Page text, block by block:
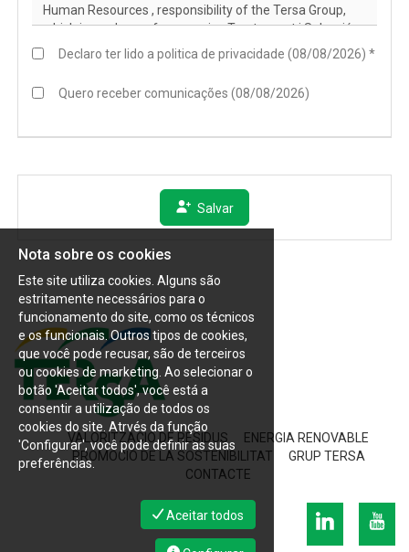
Declaro ter lido a politica de privacidade (08/08/2026) *
Quero receber comunicações (08/08/2026)
Salvar
VALORITZACIÓ DE RESIDUS
ENERGIA RENOVABLE
PROMOCIÓ DE LA SOSTENIBILITAT
GRUP TERSA
CONTACTE
Nota sobre os cookies
Este site utiliza cookies. Alguns são
estritamente necessários para o
funcionamento do site, como os técnicos
e os funcionais. Outros tipos de cookies,
que você pode recusar, são de terceiros
ou cookies de marketing. Ao selecionar o
botão 'Aceitar todos', você está a
consentir a utilização de todos os
cookies do site. Atrvés da função
'Configurar', você pode definir as suas
preferências.
Aceitar todos